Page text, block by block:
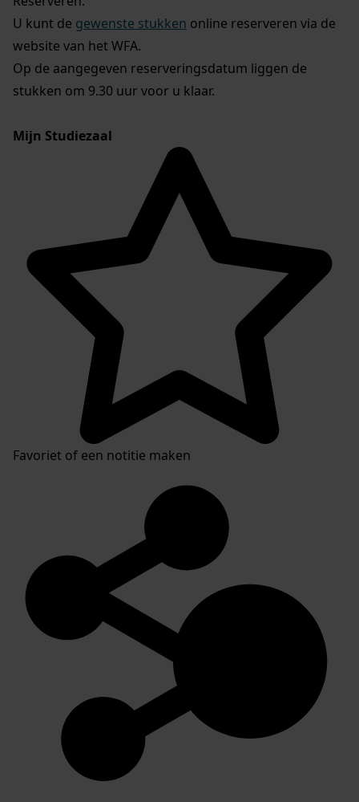
U kunt de gewenste stukken online reserveren via de
website van het WFA.
Op de aangegeven reserveringsdatum liggen de
stukken om 9.30 uur voor u klaar.
Mijn Studiezaal
Favoriet of een notitie maken